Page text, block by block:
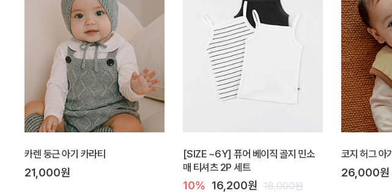
카렌 둥근 아기 카라티
21,000원
[SIZE ~6Y] 퓨어 베이직 골지 민소
매 티셔츠 2P 세트
10% 16,200원 18,000원
코지 허그 아
26,000원